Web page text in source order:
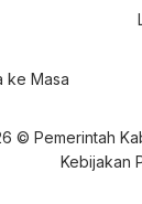
ke Masa
© Pemerintah
Kebijakan